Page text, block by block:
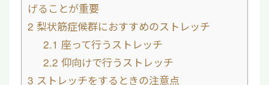
げることが重要
2 梨状筋症候群におすすめのストレッチ
2.1 座って行うストレッチ
2.2 仰向けで行うストレッチ
3 ストレッチをするときの注意点